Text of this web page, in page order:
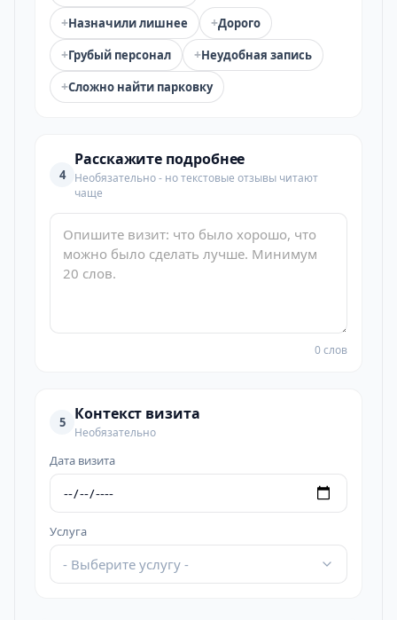
+Назначили лишнее +Дорого
+Грубый персонал +Неудобная запись
+Сложно найти парковку
4
Расскажите подробнее
Необязательно - но текстовые отзывы читают
чаще
0 слов
5 Контекст визита
Необязательно
Дата визита
Услуга
- Выберите услугу -